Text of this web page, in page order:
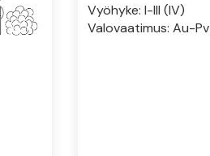
Vyöhyke: I-III (IV)
Valovaatimus: Au-Pv